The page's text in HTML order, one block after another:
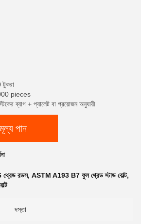
টুকরা
pieces
ব্যাগ + প্যালেট বা প্রয়োজন অনুযায়ী
পান
রডস, ASTM A193 B7 ফুল থ্রেড স্টাড বোল্ট,
দস্তা